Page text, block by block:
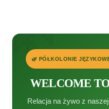
🌿 PÓŁKOLONIE
WELCOME
Relacja na żywo z